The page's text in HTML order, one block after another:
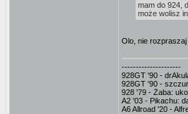
mam do 924,
może wolisz
Olo, nie
---------------------
928GT '90 -
928GT '90 -
928 '79 - Żaba:
A2 '03 - Pikachu:
A6 Allroad '20 -